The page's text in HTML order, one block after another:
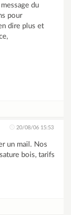
du
pour
dire plus et
20/08/06 15:53
un mail. Nos
bois, tarifs